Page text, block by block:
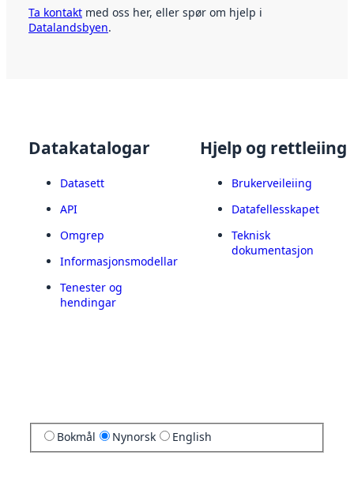
Ta kontakt med oss her, eller spør om hjelp i
Datalandsbyen.
Datakatalogar
Datasett
API
Omgrep
Informasjonsmodellar
Tenester og
hendingar
Hjelp og rettleiing
Brukerveileiing
Datafellesskapet
Teknisk
dokumentasjon
Bokmål Nynorsk English